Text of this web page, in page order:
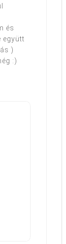
és
együtt
)
:)